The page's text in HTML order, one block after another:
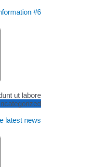
#6
ut labore ...
latest news